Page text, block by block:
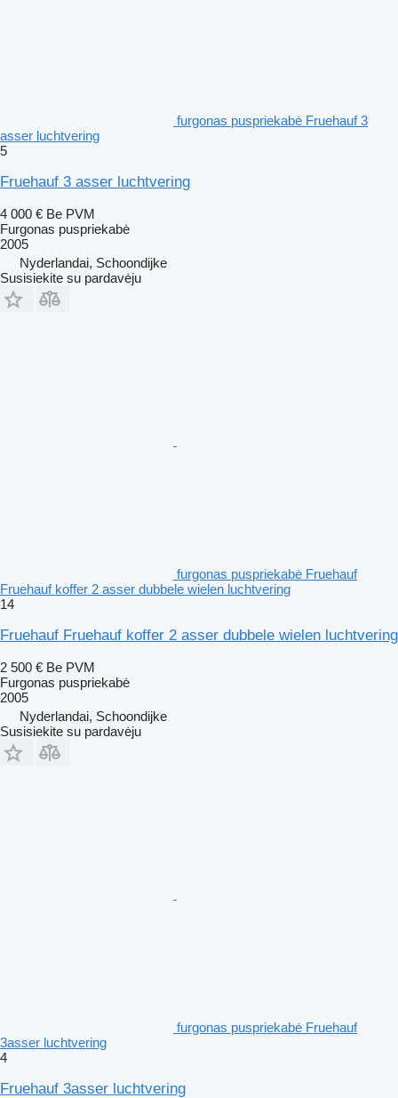
furgonas puspriekabė Fruehauf 3
asser luchtvering
5
Fruehauf 3 asser luchtvering
4 000 € Be PVM
Furgonas puspriekabė
2005
Nyderlandai, Schoondijke
Susisiekite su pardavėju
furgonas puspriekabė Fruehauf
Fruehauf koffer 2 asser dubbele wielen luchtvering
14
Fruehauf Fruehauf koffer 2 asser dubbele wielen luchtvering
2 500 € Be PVM
Furgonas puspriekabė
2005
Nyderlandai, Schoondijke
Susisiekite su pardavėju
furgonas puspriekabė Fruehauf
3asser luchtvering
4
Fruehauf 3asser luchtvering